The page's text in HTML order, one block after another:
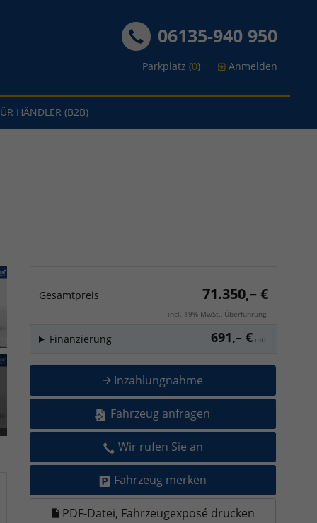
06135-940 950
Parkplatz (0) Anmelden
HÄNDLER (B2B)
Gesamtpreis 71.350,– €
incl. 19% MwSt., Überführung.
691,– € mtl.
Finanzierung
Inzahlungnahme
Fahrzeug anfragen
Wir rufen Sie an
Fahrzeug merken
PDF-Datei, Fahrzeugexposé drucken